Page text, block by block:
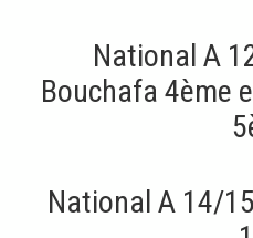
National A
Bouchafa 4ème
National A 14/